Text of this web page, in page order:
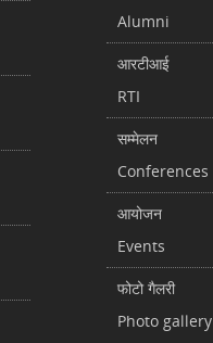
Alumni
आरटीआई
RTI
सम्मेलन
Conferences
आयोजन
Events
फोटो गैलरी
Photo gallery